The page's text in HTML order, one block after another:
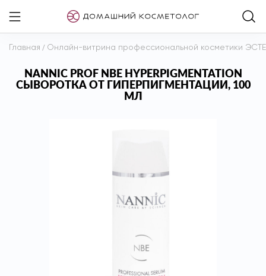
Главная / Онлайн-витрина профессиональной косметики
NANNIC PROF NBE HYPERPIGMENTATION
СЫВОРОТКА ОТ ГИПЕРПИГМЕНТАЦИИ, 100
МЛ